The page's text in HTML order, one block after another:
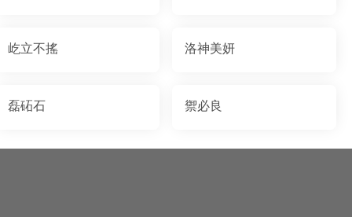
屹立不搖 洛神美妍
磊砳石 禦必良